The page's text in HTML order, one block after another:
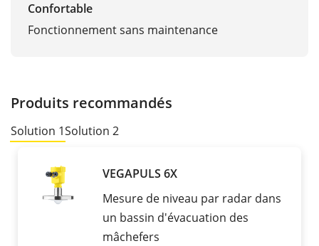
Confortable
Fonctionnement sans maintenance
Produits recommandés
Solution 1Solution 2
VEGAPULS 6X
Mesure de niveau par radar dans
un bassin d'évacuation des
mâchefers